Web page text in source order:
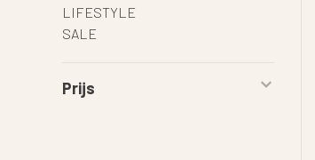
LIFESTYLE
SALE
Prijs